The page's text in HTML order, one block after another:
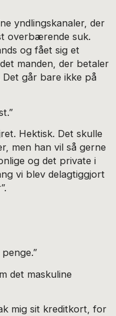
yndlingskanaler, der
overbærende suk.
og fået sig et
manden, der betaler
går bare ikke på
Hektisk. Det skulle
men han vil så gerne
og det private i
vi blev delagtiggjort
det maskuline
mig sit kreditkort, for